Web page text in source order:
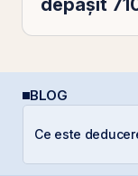
BLOG
Ce este